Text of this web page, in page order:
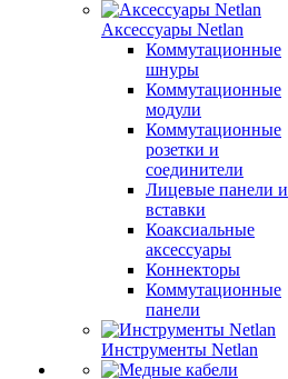
Аксессуары Netlan
Коммутационные
шнуры
Коммутационные
модули
Коммутационные
розетки и
соединители
Лицевые панели и
вставки
Коаксиальные
аксессуары
Коннекторы
Коммутационные
панели
Инструменты Netlan